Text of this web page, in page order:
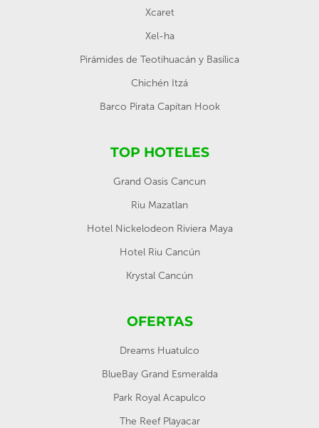
Xcaret
Xel-ha
Pirámides de Teotihuacán y Basílica
Chichén Itzá
Barco Pirata Capitan Hook
TOP HOTELES
Grand Oasis Cancun
Riu Mazatlan
Hotel Nickelodeon Riviera Maya
Hotel Riu Cancún
Krystal Cancún
OFERTAS
Dreams Huatulco
BlueBay Grand Esmeralda
Park Royal Acapulco
The Reef Playacar